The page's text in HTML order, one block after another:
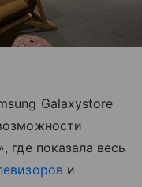
Galaxystore
где показала весь
и